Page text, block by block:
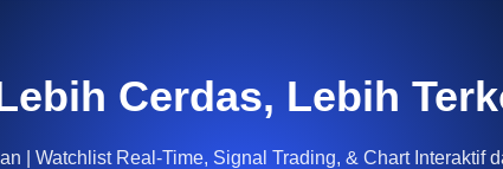
Cerdas, Lebih
| Watchlist Real-Time, Signal Trading, & Chart Interaktif